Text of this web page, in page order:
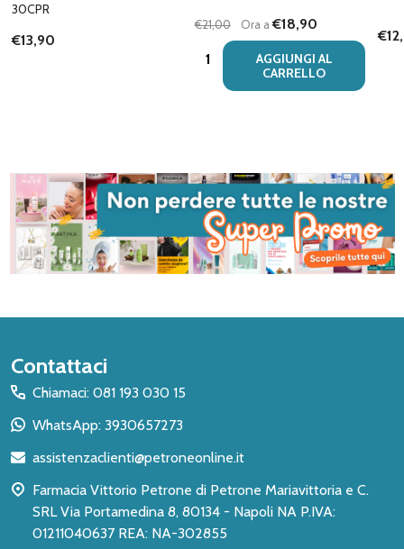
30CPR
€13,90
€21,00 Ora a€18,90
Quantità:
AGGIUNGI AL
CARRELLO
Inizio
del
piè
pagina
Contattaci
Chiamaci: 081 193 030 15
WhatsApp: 3930657273
assistenzaclienti@petroneonline.it
Farmacia Vittorio Petrone di Petrone Mariavittoria e C.
SRL Via Portamedina 8, 80134 - Napoli NA P.IVA:
01211040637 REA: NA-302855